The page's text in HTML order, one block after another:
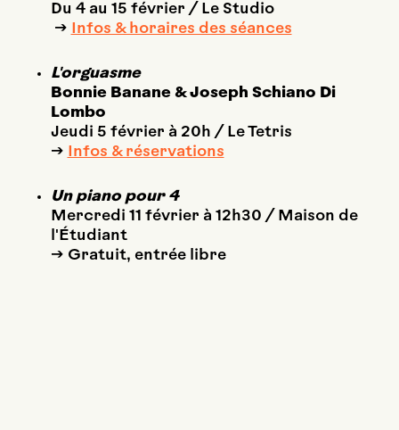
Du 4 au 15 février / Le Studio
→
Infos & horaires des séances
L'orguasme
Bonnie Banane & Joseph Schiano Di
Lombo
Jeudi 5 février à 20h / Le Tetris
→
Infos & réservations
Un piano pour 4
Mercredi 11 février à 12h30 / Maison de
l'Étudiant
→ Gratuit, entrée libre